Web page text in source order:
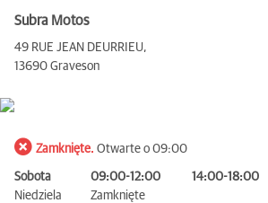
Subra Motos
49 RUE JEAN DEURRIEU,
13690 Graveson
Zamknięte. Otwarte o 09:00
Sobota 09:00-12:00
14:00-18:00
Niedziela
Zamknięte